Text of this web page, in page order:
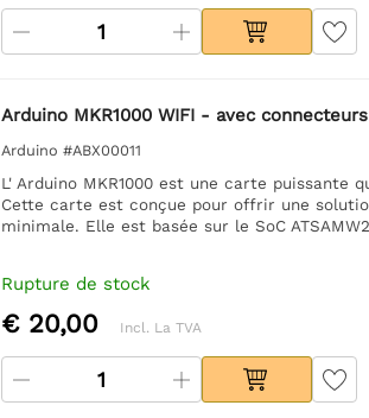
Arduino MKR1000 WIFI - avec connecteurs
Arduino #ABX00011
L' Arduino MKR1000 est une carte
Cette carte est conçue pour offrir une
minimale. Elle est basée sur le SoC
Rupture de stock
€ 20,00 Incl. La TVA